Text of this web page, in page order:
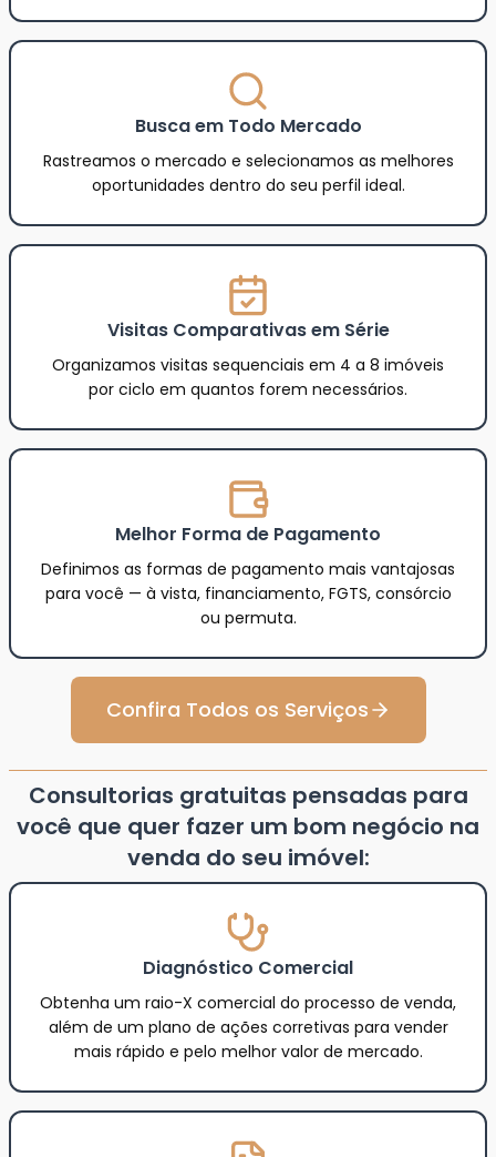
Busca em Todo Mercado
Rastreamos o mercado e selecionamos as melhores
oportunidades dentro do seu perfil ideal.
Visitas Comparativas em Série
Organizamos visitas sequenciais em 4 a 8 imóveis
por ciclo em quantos forem necessários.
Melhor Forma de Pagamento
Definimos as formas de pagamento mais vantajosas
para você — à vista, financiamento, FGTS, consórcio
ou permuta.
Confira Todos os Serviços
Consultorias gratuitas pensadas para
você que quer fazer um bom negócio na
venda do seu imóvel:
Diagnóstico Comercial
Obtenha um raio-X comercial do processo de venda,
além de um plano de ações corretivas para vender
mais rápido e pelo melhor valor de mercado.